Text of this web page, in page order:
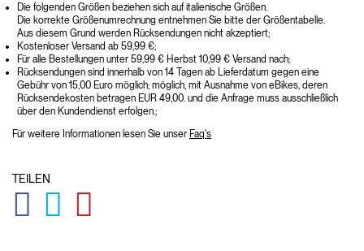
Die folgenden Größen beziehen sich auf italienische Größen.
Die korrekte Größenumrechnung entnehmen Sie bitte der Größentabelle.
Aus diesem Grund werden Rücksendungen nicht akzeptiert;
Kostenloser Versand ab 59,99 €;
Für alle Bestellungen unter 59,99 € Herbst 10,99 € Versand nach;
Rücksendungen sind innerhalb von 14 Tagen ab Lieferdatum gegen eine
Gebühr von 15,00 Euro möglich; möglich, mit Ausnahme von eBikes, deren
Rücksendekosten betragen EUR 49,00. und die Anfrage muss ausschließlich
über den Kundendienst erfolgen.;
Für weitere Informationen lesen Sie unser Faq's
TEILEN
GLOBAL.SOCIALSHARE.FACEBOOK
GLOBAL.SOCIALSHARE.TWITTER